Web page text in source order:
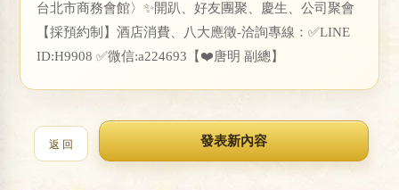
台北市商務會館〉✨開趴、好友團聚、慶生、公司聚會
【採預約制】酒店消費、八大應徵-洽詢專線：✅LINE
ID:H9908 ✅微信:a224693【❤️唐明 副總】
返 回